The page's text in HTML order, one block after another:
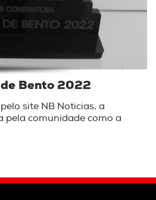
Bento 2022
site NB Noticias, a
pela comunidade como a